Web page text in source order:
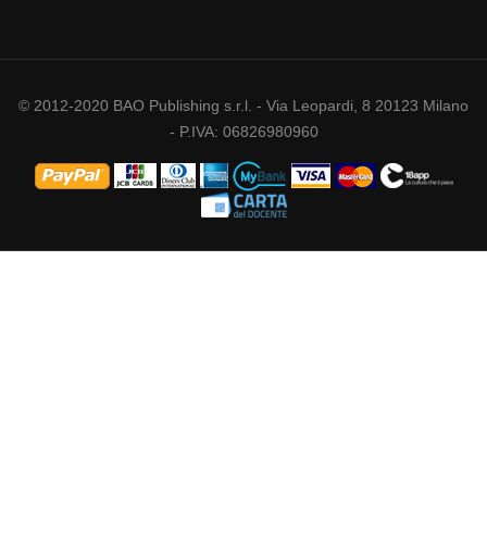
© 2012-2020 BAO Publishing s.r.l. - Via Leopardi, 8 20123 Milano
- P.IVA: 06826980960